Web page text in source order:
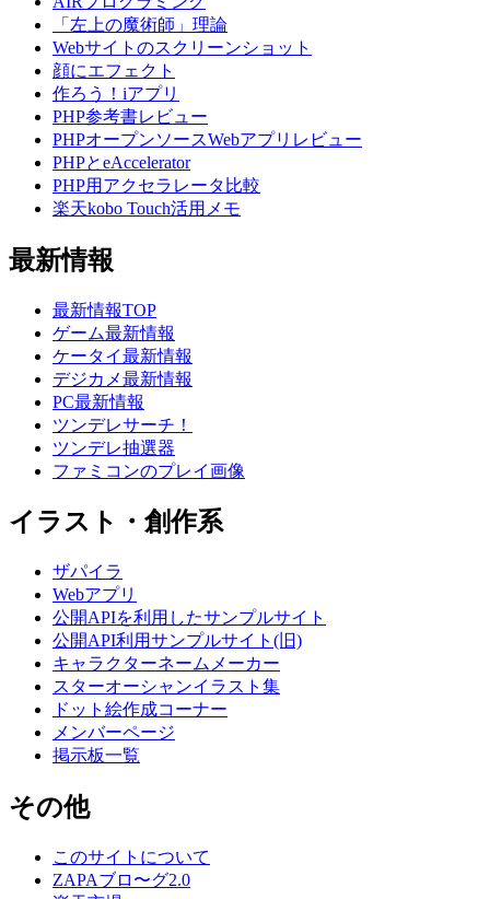
「左上の魔術師」理論
Webサイトのスクリーンショット
顔にエフェクト
作ろう！iアプリ
PHP参考書レビュー
PHPオープンソースWebアプリレビュー
PHPとeAccelerator
PHP用アクセラレータ比較
楽天kobo Touch活用メモ
最新情報
最新情報TOP
ゲーム最新情報
ケータイ最新情報
デジカメ最新情報
PC最新情報
ツンデレサーチ！
ツンデレ抽選器
ファミコンのプレイ画像
イラスト・創作系
ザパイラ
Webアプリ
公開APIを利用したサンプルサイト
公開API利用サンプルサイト(旧)
キャラクターネームメーカー
スターオーシャンイラスト集
ドット絵作成コーナー
メンバーページ
掲示板一覧
その他
このサイトについて
ZAPAブロ〜グ2.0